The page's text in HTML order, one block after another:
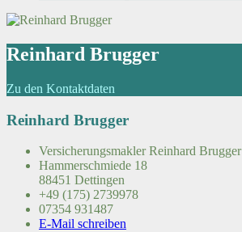
Reinhard Brugger
Zu den Kontaktdaten
Reinhard Brugger
Versicherungsmakler Reinhard Brugger
Hammerschmiede 18
88451 Dettingen
+49 (175) 2739978
07354 931487
E-Mail schreiben